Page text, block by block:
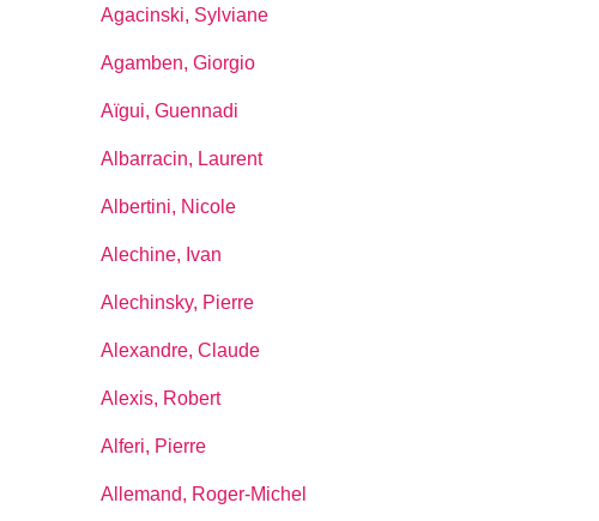
Agacinski, Sylviane
Agamben, Giorgio
Aïgui, Guennadi
Albarracin, Laurent
Albertini, Nicole
Alechine, Ivan
Alechinsky, Pierre
Alexandre, Claude
Alexis, Robert
Alferi, Pierre
Allemand, Roger-Michel